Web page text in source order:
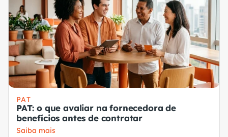
PAT
PAT: o que avaliar na fornecedora de
benefícios antes de contratar
Saiba mais